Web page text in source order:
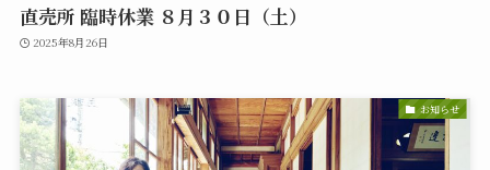
直売所 臨時休業 ８月３０日（土）
2025年8月26日
お知らせ